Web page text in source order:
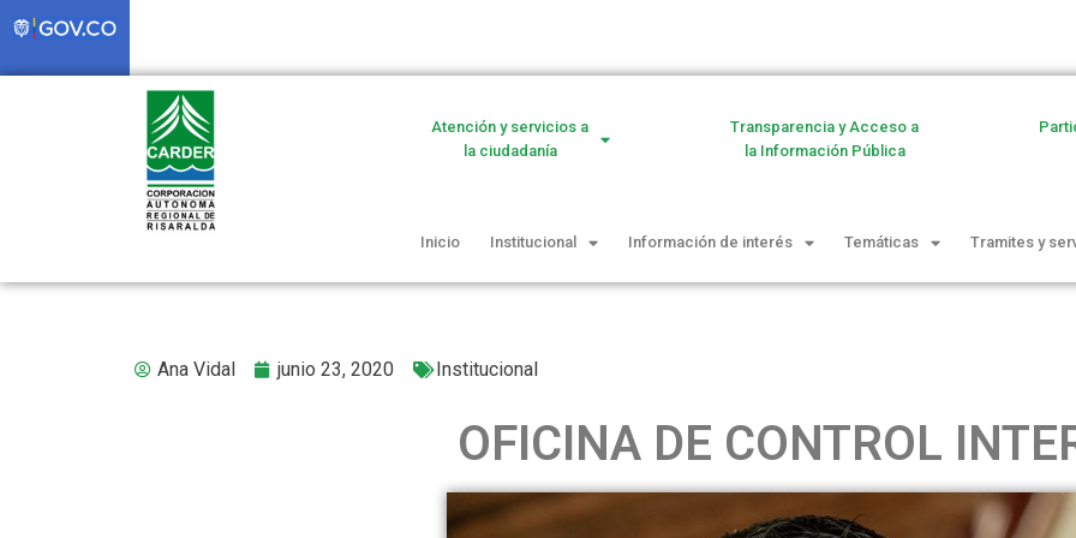
Atención y servicios a
la ciudadanía
Transparencia y Acceso a
la Información Pública
Inicio Institucional Información de interés Temáticas Tramites y
Ana Vidal junio 23, 2020 Institucional
OFICINA DE CONTROL